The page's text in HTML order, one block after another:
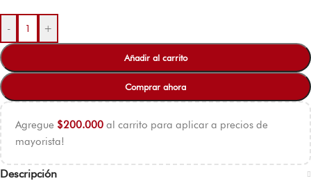
- +
Añadir al carrito
Comprar ahora
Agregue $200.000 al carrito para aplicar a precios de
mayorista!
Descripción